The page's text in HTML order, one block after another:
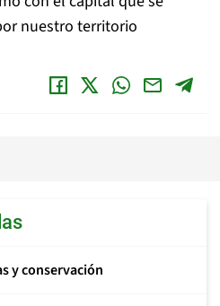
nuestro territorio
y conservación